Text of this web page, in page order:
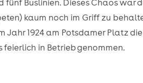
fünf Buslinien. Dieses Chaos war
kaum noch im Griff zu
Jahr 1924 am Potsdamer Platz
in Betrieb genommen.